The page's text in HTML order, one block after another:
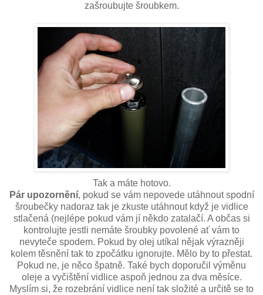
zašroubujte šroubkem.
Tak a máte hotovo.
Pár upozornění, pokud se vám nepovede utáhnout spodní
šroubečky nadoraz tak je zkuste utáhnout když je vidlice
stlačená (nejlépe pokud vám jí někdo zatalačí. A občas si
kontrolujte jestli nemáte šroubky povolené ať vám to
nevyteče spodem. Pokud by olej utíkal nějak výrazněji
kolem těsnění tak to zpočátku ignorujte. Mělo by to přestat.
Pokud ne, je něco špatně. Také bych doporučil výměnu
oleje a vyčištění vidlice aspoň jednou za dva měsíce.
Myslím si, že rozebrání vidlice není tak složité a určitě se to